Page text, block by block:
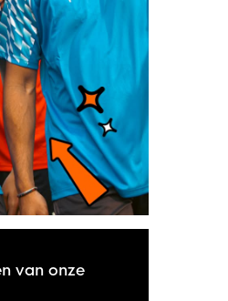
van onze